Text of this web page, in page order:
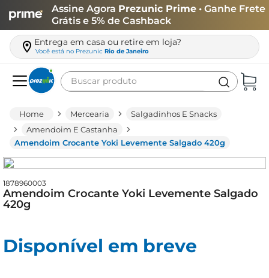
Assine Agora Prezunic Prime • Ganhe Frete
Grátis e 5% de Cashback
Entrega em casa ou retire em loja?
Você está no Prezunic Rio de Janeiro
Buscar produto
Mercearia
Salgadinhos E Snacks
Amendoim E Castanha
Amendoim Crocante Yoki Levemente Salgado 420g
1878960003
Amendoim Crocante Yoki Levemente Salgado
420g
Disponível em breve
leite
queijo
azeite
arroz